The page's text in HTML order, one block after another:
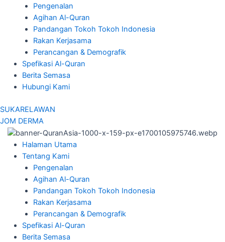
Pengenalan
Agihan Al-Quran
Pandangan Tokoh Tokoh Indonesia
Rakan Kerjasama
Perancangan & Demografik
Spefikasi Al-Quran
Berita Semasa
Hubungi Kami
SUKARELAWAN
JOM DERMA
Halaman Utama
Tentang Kami
Pengenalan
Agihan Al-Quran
Pandangan Tokoh Tokoh Indonesia
Rakan Kerjasama
Perancangan & Demografik
Spefikasi Al-Quran
Berita Semasa